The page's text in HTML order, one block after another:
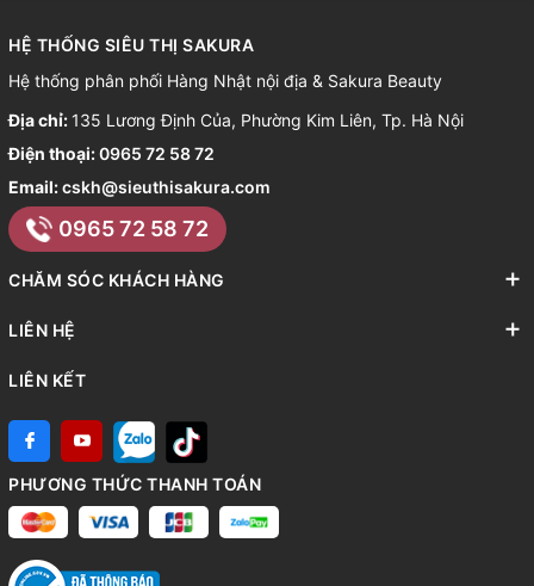
HỆ THỐNG SIÊU THỊ SAKURA
Hệ thống phân phối Hàng Nhật nội địa & Sakura Beauty
Địa chỉ: 135 Lương Định Của, Phường Kim Liên, Tp. Hà Nội
Điện thoại:0965 72 58 72
Email:cskh@sieuthisakura.com
0965 72 58 72
CHĂM SÓC KHÁCH HÀNG
LIÊN HỆ
LIÊN KẾT
PHƯƠNG THỨC THANH TOÁN